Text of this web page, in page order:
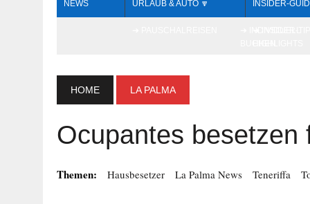
NEWS URLAUB & AUTO 🔽 INSIDER-
HOME LA PALMA
Ocupantes besetzen
Themen: Hausbesetzer La Palma News Teneriffa